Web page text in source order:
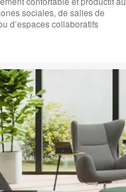
sociales, de salles de
d’espaces collaboratifs